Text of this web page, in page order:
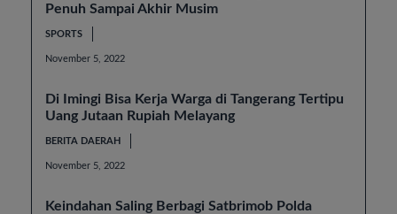
Penuh Sampai Akhir Musim
SPORTS
November 5, 2022
Di Imingi Bisa Kerja Warga di Tangerang Tertipu
Uang Jutaan Rupiah Melayang
BERITA DAERAH
November 5, 2022
Keindahan Saling Berbagi Satbrimob Polda